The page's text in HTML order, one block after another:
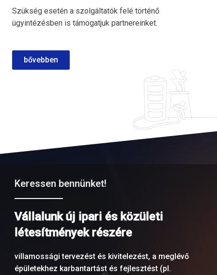
Szükség esetén a szolgáltatók felé történő
ügyintézésben is támogatjuk partnereinket.
bővebben
Keressen bennünket!
Vállalunk új ipari és közületi
létesítmények részére
villamossági tervezést és kivitelezést, a meglévő
épületekhez karbantartást és fejlesztést (pl.